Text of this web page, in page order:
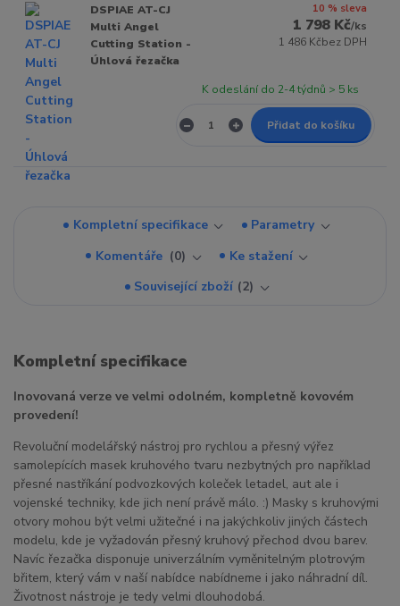
DSPIAE AT-CJ
Multi Angel
Cutting Station -
Úhlová řezačka
10 % sleva
1 798 Kč/ks
1 486 Kčbez DPH
K odeslání do 2-4 týdnů > 5 ks
Přidat do košíku
Kompletní specifikace
Parametry
Komentáře
0
Ke stažení
Související zboží 2
Kompletní specifikace
Inovovaná verze ve velmi odolném, kompletně kovovém
provedení!
Revoluční modelářský nástroj pro rychlou a přesný výřez
samolepících masek kruhového tvaru nezbytných pro například
přesné nastříkání podvozkových koleček letadel, aut ale i
vojenské techniky, kde jich není právě málo. :) Masky s kruhovými
otvory mohou být velmi užitečné i na jakýchkoliv jiných částech
modelu, kde je vyžadován přesný kruhový přechod dvou barev.
Navíc řezačka disponuje univerzálním vyměnitelným plotrovým
břitem, který vám v naší nabídce nabídneme i jako náhradní díl.
Životnost nástroje je tedy velmi dlouhodobá.